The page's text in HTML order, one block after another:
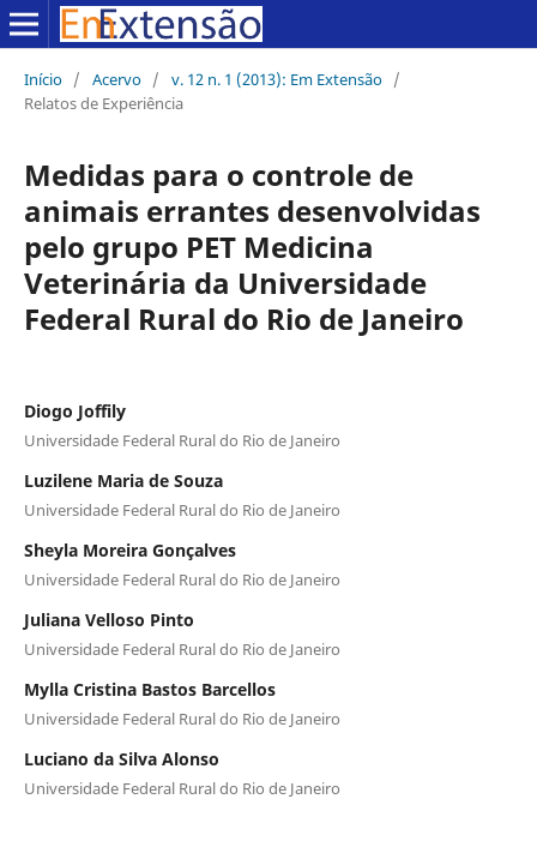
Início / Acervo / v. 12 n. 1 (2013): Em Extensão /
Relatos de Experiência
Medidas para o controle de
animais errantes desenvolvidas
pelo grupo PET Medicina
Veterinária da Universidade
Federal Rural do Rio de Janeiro
Diogo Joffily
Universidade Federal Rural do Rio de Janeiro
Luzilene Maria de Souza
Universidade Federal Rural do Rio de Janeiro
Sheyla Moreira Gonçalves
Universidade Federal Rural do Rio de Janeiro
Juliana Velloso Pinto
Universidade Federal Rural do Rio de Janeiro
Mylla Cristina Bastos Barcellos
Universidade Federal Rural do Rio de Janeiro
Luciano da Silva Alonso
Universidade Federal Rural do Rio de Janeiro